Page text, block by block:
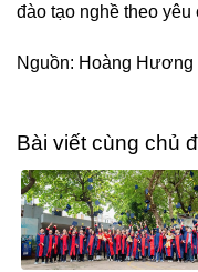
đào tạo nghề theo
Nguồn: Hoàng Hương
Bài viết cùng chủ